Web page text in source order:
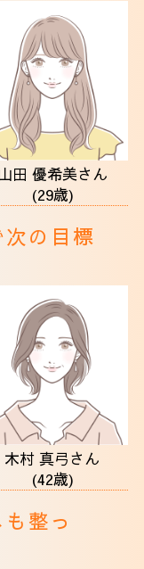
田 優希美さん
(29歳)
次の目標
木村 真弓さん
(42歳)
整っ